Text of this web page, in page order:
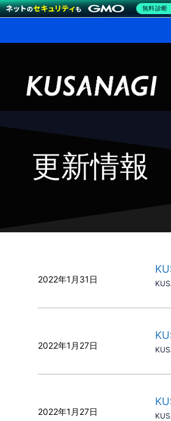
更新情報
2022年1月31日
2022年1月27日
2022年1月27日
無料診断